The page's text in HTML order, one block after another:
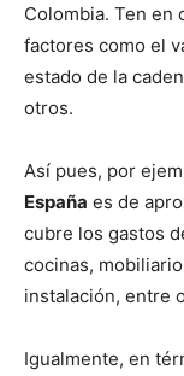
Colombia. Ten en
factores como el
estado de la
otros.
Así pues, por
España es de
cubre los gastos
cocinas,
instalación, entre
Igualmente, en